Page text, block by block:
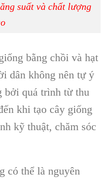
suất và chất lượng
bằng chồi và hạt
dân không nên tự ý
bởi quá trình từ thu
khi tạo cây giống
kỹ thuật, chăm sóc
có thể là nguyên